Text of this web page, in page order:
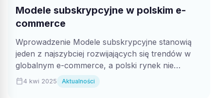
Modele subskrypcyjne w polskim e-
commerce
Wprowadzenie Modele subskrypcyjne stanowią
jeden z najszybciej rozwijających się trendów w
globalnym e-commerce, a polski rynek nie
pozostaje w tyle....
calendar_today4 kwi 2025 Aktualności